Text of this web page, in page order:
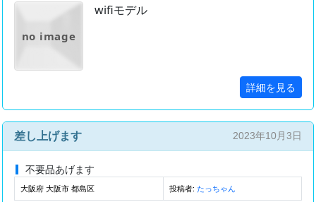
no image
wifiモデル
詳細を見る
差し上げます 2023年10月3日
不要品あげます
大阪府 大阪市 都島区 投稿者: たっちゃん